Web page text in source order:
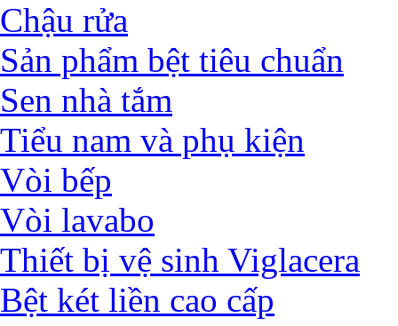
Chậu rửa
Sản phẩm bệt tiêu chuẩn
Sen nhà tắm
Tiểu nam và phụ kiện
Vòi bếp
Vòi lavabo
Thiết bị vệ sinh Viglacera
Bệt két liền cao cấp